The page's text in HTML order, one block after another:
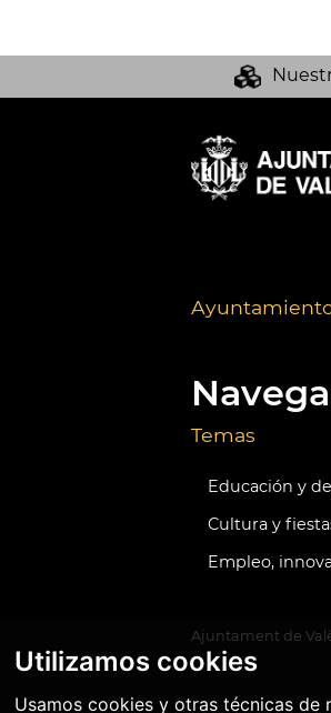
Utilizamos cookies
Usamos cookies y otras técnicas de
Temas
Educación y
Cultura y
Empleo,
Ajuntament de